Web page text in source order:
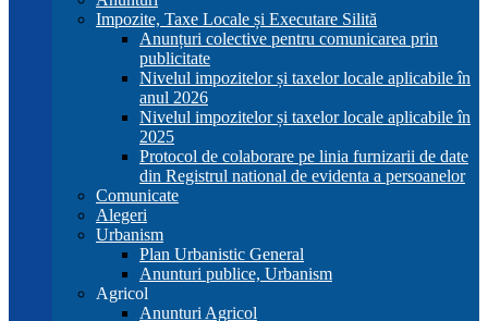
Impozite, Taxe Locale și Executare Silită
Anunțuri colective pentru comunicarea prin
publicitate
Nivelul impozitelor și taxelor locale aplicabile în
anul 2026
Nivelul impozitelor și taxelor locale aplicabile în
2025
Protocol de colaborare pe linia furnizarii de date
din Registrul national de evidenta a persoanelor
Comunicate
Alegeri
Urbanism
Plan Urbanistic General
Anunturi publice, Urbanism
Agricol
Anunturi Agricol